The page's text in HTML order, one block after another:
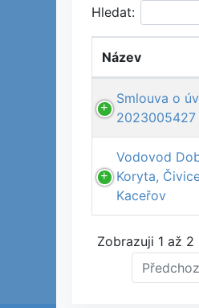
Hledat:
Název
Smlouva o
2023005427
Vodovod
Koryta,
Kaceřov
Zobrazuji 1 až